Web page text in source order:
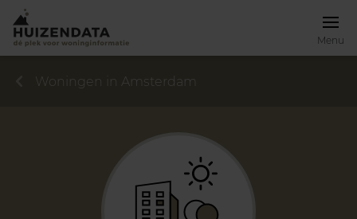
Menu
Woningen in Amsterdam